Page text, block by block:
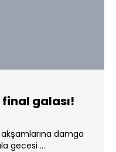
galası!
damga
gecesi ...